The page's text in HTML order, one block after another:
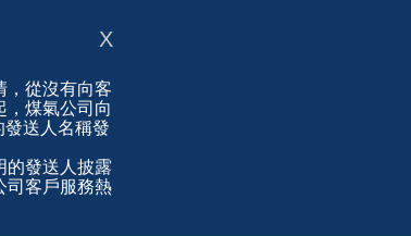
，從沒有向客
，煤氣公司向
發送人名稱發
的發送人披露
司客戶服務熱
X